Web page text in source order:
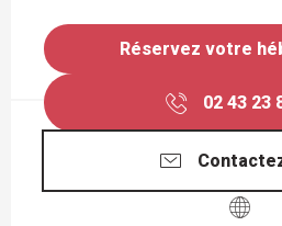
Réservez votre
02 43 23